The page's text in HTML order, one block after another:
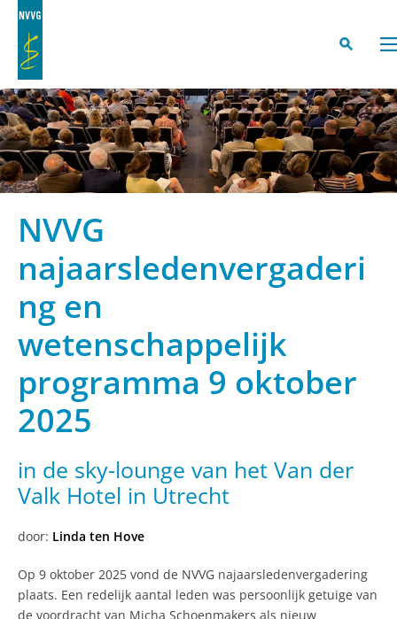
NVVG
najaarsledenvergaderi
ng en
wetenschappelijk
programma 9 oktober
2025
in de sky-lounge van het Van der
Valk Hotel in Utrecht
door: Linda ten Hove
Op 9 oktober 2025 vond de NVVG najaarsledenvergadering
plaats. Een redelijk aantal leden was persoonlijk getuige van
de voordracht van Micha Schoenmakers als nieuw